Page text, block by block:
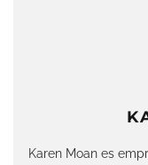
Karen Moan es